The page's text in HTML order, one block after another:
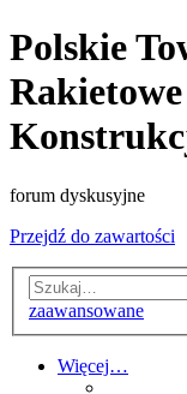
Polskie
forum dyskusyjne
Przejdź do zawartości
zaawansowane
Więcej…